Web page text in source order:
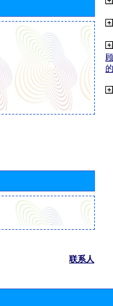
联系人